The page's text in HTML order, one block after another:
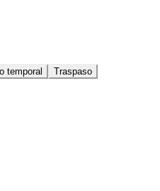
temporal Traspaso